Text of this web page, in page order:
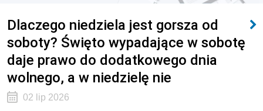
Dlaczego niedziela jest gorsza od
soboty? Święto wypadające w sobotę
daje prawo do dodatkowego dnia
wolnego, a w niedzielę nie
02 lip 2026